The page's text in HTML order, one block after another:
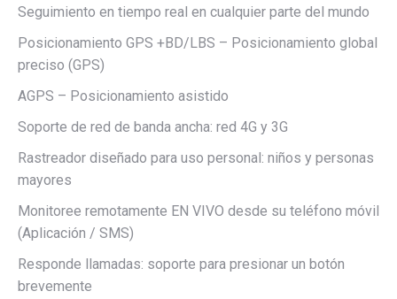
Seguimiento en tiempo real en cualquier parte del mundo
Posicionamiento GPS +BD/LBS – Posicionamiento global
preciso (GPS)
AGPS – Posicionamiento asistido
Soporte de red de banda ancha: red 4G y 3G
Rastreador diseñado para uso personal: niños y personas
mayores
Monitoree remotamente EN VIVO desde su teléfono móvil
(Aplicación / SMS)
Responde llamadas: soporte para presionar un botón
brevemente